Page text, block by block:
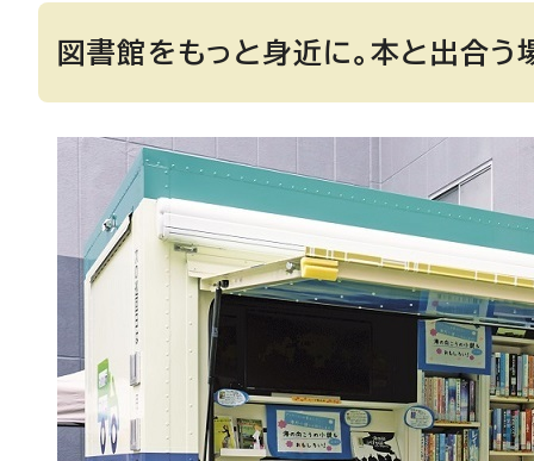
図書館をもっと身近に。本と出合う